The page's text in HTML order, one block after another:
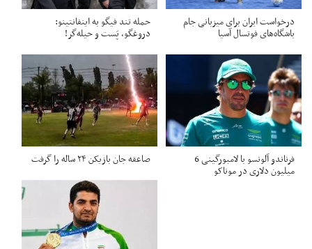
درخواست ایران برای میزبانی جام
باشگاه‌های فوتسال آسیا
حمله تند فیگو به اینفانتینو:
دروغگو، پَست‌ و حیله‌گر!
فرناندو آلونسو با لامبورگینی 6
میلیون دلاری در موناکو
صاعقه جان بازیکن ۲۴ ساله را گرفت